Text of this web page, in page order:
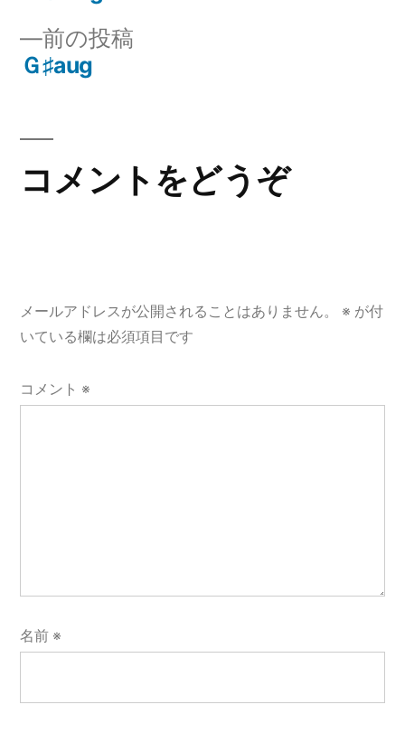
稿
ビ
ゲ
ン
前の投稿
Ｇ♯aug
コメントをどうぞ
メールアドレスが公開されることはありません。 ※ が付
いている欄は必須項目です
コメント ※
名前 ※